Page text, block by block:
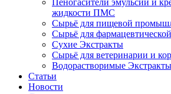
Пеногасители эмульсии и
жидкости ПМС
Сырьё для пищевой
Сырьё для
Сухие Экстракты
Сырьё для ветеринарии и
Водорастворимые Экстракты
Статьи
Новости